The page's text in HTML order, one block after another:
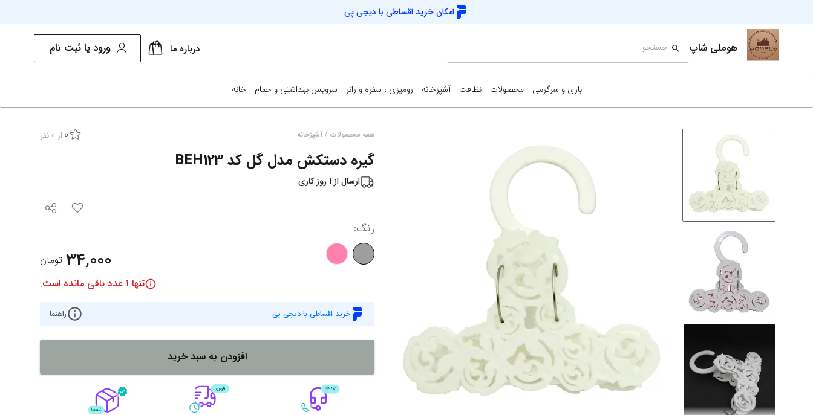
امکان خرید اقساطی با دیجی پی
هوملی شاپ درباره ما ورود یا ثبت نام
بازی و سرگرمی محصولات نظافت آشپزخانه رومیزی ، سفره و رانر سرویس بهداشتی و حمام خانه
همه محصولات / آشپزخانه 0 از 0 نفر
گیره دستکش مدل گل کد BEH123
ارسال از 1 روز کاری
رنگ:
34,000 تومان
تنها 1 عدد باقی مانده است.
خرید اقساطی با دیجی پی راهنما
افزودن به سبد خرید